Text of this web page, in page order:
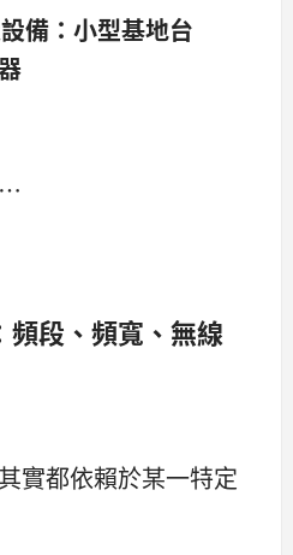
備：小型基地台
段、頻寬、無線
實都依賴於某一特定